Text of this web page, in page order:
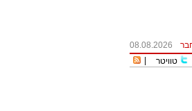
08.08.2026
טוויטר